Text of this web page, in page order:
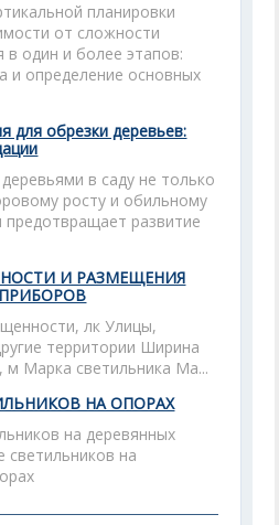
планировки
от сложности
в один и более этапов:
и определение основных
для обрезки деревьев:
в саду не только
росту и обильному
развитие
И РАЗМЕЩЕНИЯ
лк Улицы,
территории Ширина
Марка светильника Ма...
НА ОПОРАХ
на деревянных
светильников на